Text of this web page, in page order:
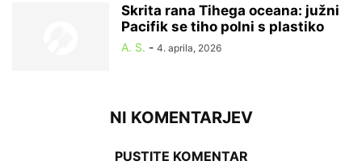
Skrita rana Tihega oceana: južni
Pacifik se tiho polni s plastiko
A. S. - 4. aprila, 2026
NI KOMENTARJEV
PUSTITE KOMENTAR